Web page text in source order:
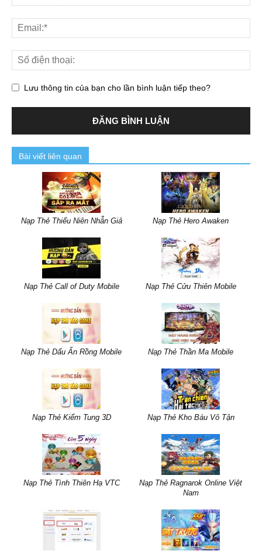
Lưu thông tin của bạn cho lần bình luận tiếp theo?
Bài viết liên quan
Nạp Thẻ Thiếu Niên Nhẫn Giả Nạp Thẻ Hero Awaken
Nạp Thẻ Call of Duty Mobile Nạp Thẻ Cửu Thiên Mobile
Nạp Thẻ Dấu Ấn Rồng Mobile Nạp Thẻ Thần Ma Mobile
Nạp Thẻ Kiếm Tung 3D Nạp Thẻ Kho Báu Vô Tận
Nạp Thẻ Tình Thiên Hạ VTC
Nạp Thẻ Ragnarok Online Việt
Nam